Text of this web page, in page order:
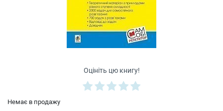
Оцініть цю книгу!
Немає в продажу